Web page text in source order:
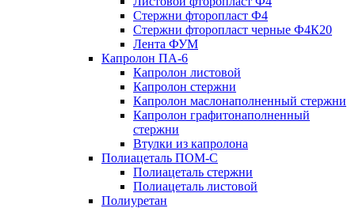
Стержни фторопласт Ф4
Стержни фторопласт черные Ф4К20
Лента ФУМ
Капролон ПА-6
Капролон листовой
Капролон стержни
Капролон маслонаполненный стержни
Капролон графитонаполненный
стержни
Втулки из капролона
Полиацеталь ПОМ-С
Полиацеталь стержни
Полиацеталь листовой
Полиуретан